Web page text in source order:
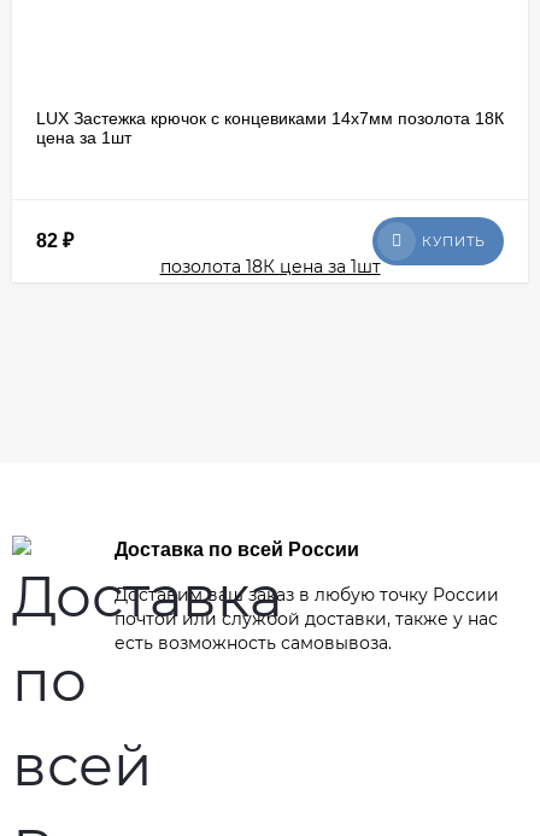
LUX Застежка крючок с концевиками 14х7мм позолота 18К
цена за 1шт
82 ₽ КУПИТЬ
Доставка по всей России
Доставим ваш заказ в любую точку России
почтой или службой доставки, также у нас
есть возможность самовывоза.